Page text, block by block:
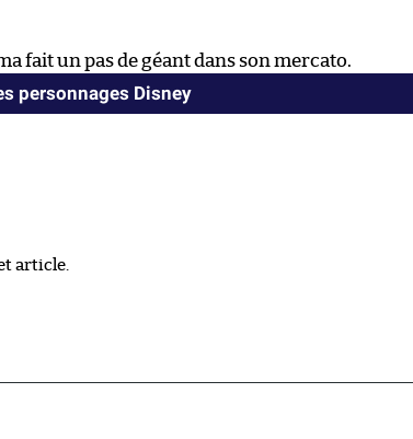
fait un pas de géant dans son mercato.
personnages Disney
article.